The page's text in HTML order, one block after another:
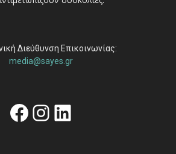
Διεύθυνση Επικοινωνίας:
media@sayes.gr
Facebook
Instagram
Linkedin